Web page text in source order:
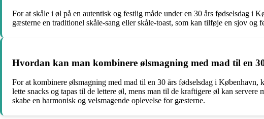
For at skåle i øl på en autentisk og festlig måde under en 30 års fødselsdag i
gæsterne en traditionel skåle-sang eller skåle-toast, som kan tilføje en sjov
Hvordan kan man kombinere ølsmagning med mad til en
For at kombinere ølsmagning med mad til en 30 års fødselsdag i København,
lette snacks og tapas til de lettere øl, mens man til de kraftigere øl kan
skabe en harmonisk og velsmagende oplevelse for gæsterne.